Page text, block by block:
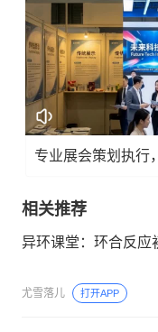
专业展会策划执行
相关推荐
异环课堂：环合反应
尤雪落儿 打开APP